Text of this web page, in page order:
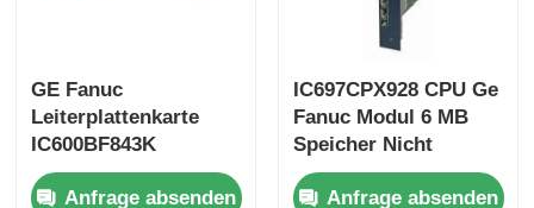
Prosoft-Kommunikationsmodul
GE Fanuc
Leiterplattenkarte
IC600BF843K
44A717106-014
Analogeingangsmodul
Anfrage absenden
IC697CPX928 CPU Ge
Fanuc Modul 6 MB
Speicher Nicht
genutzt OVP
IC697CPX928
Anfrage absenden